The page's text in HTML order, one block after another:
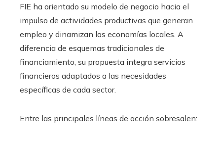
FIE ha orientado su modelo de negocio hacia el
impulso de actividades productivas que generan
empleo y dinamizan las economías locales. A
diferencia de esquemas tradicionales de
financiamiento, su propuesta integra servicios
financieros adaptados a las necesidades
específicas de cada sector.
Entre las principales líneas de acción sobresalen: